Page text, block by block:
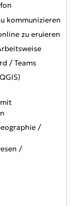
kommunizieren
zu eruieren
/ Teams
/
/